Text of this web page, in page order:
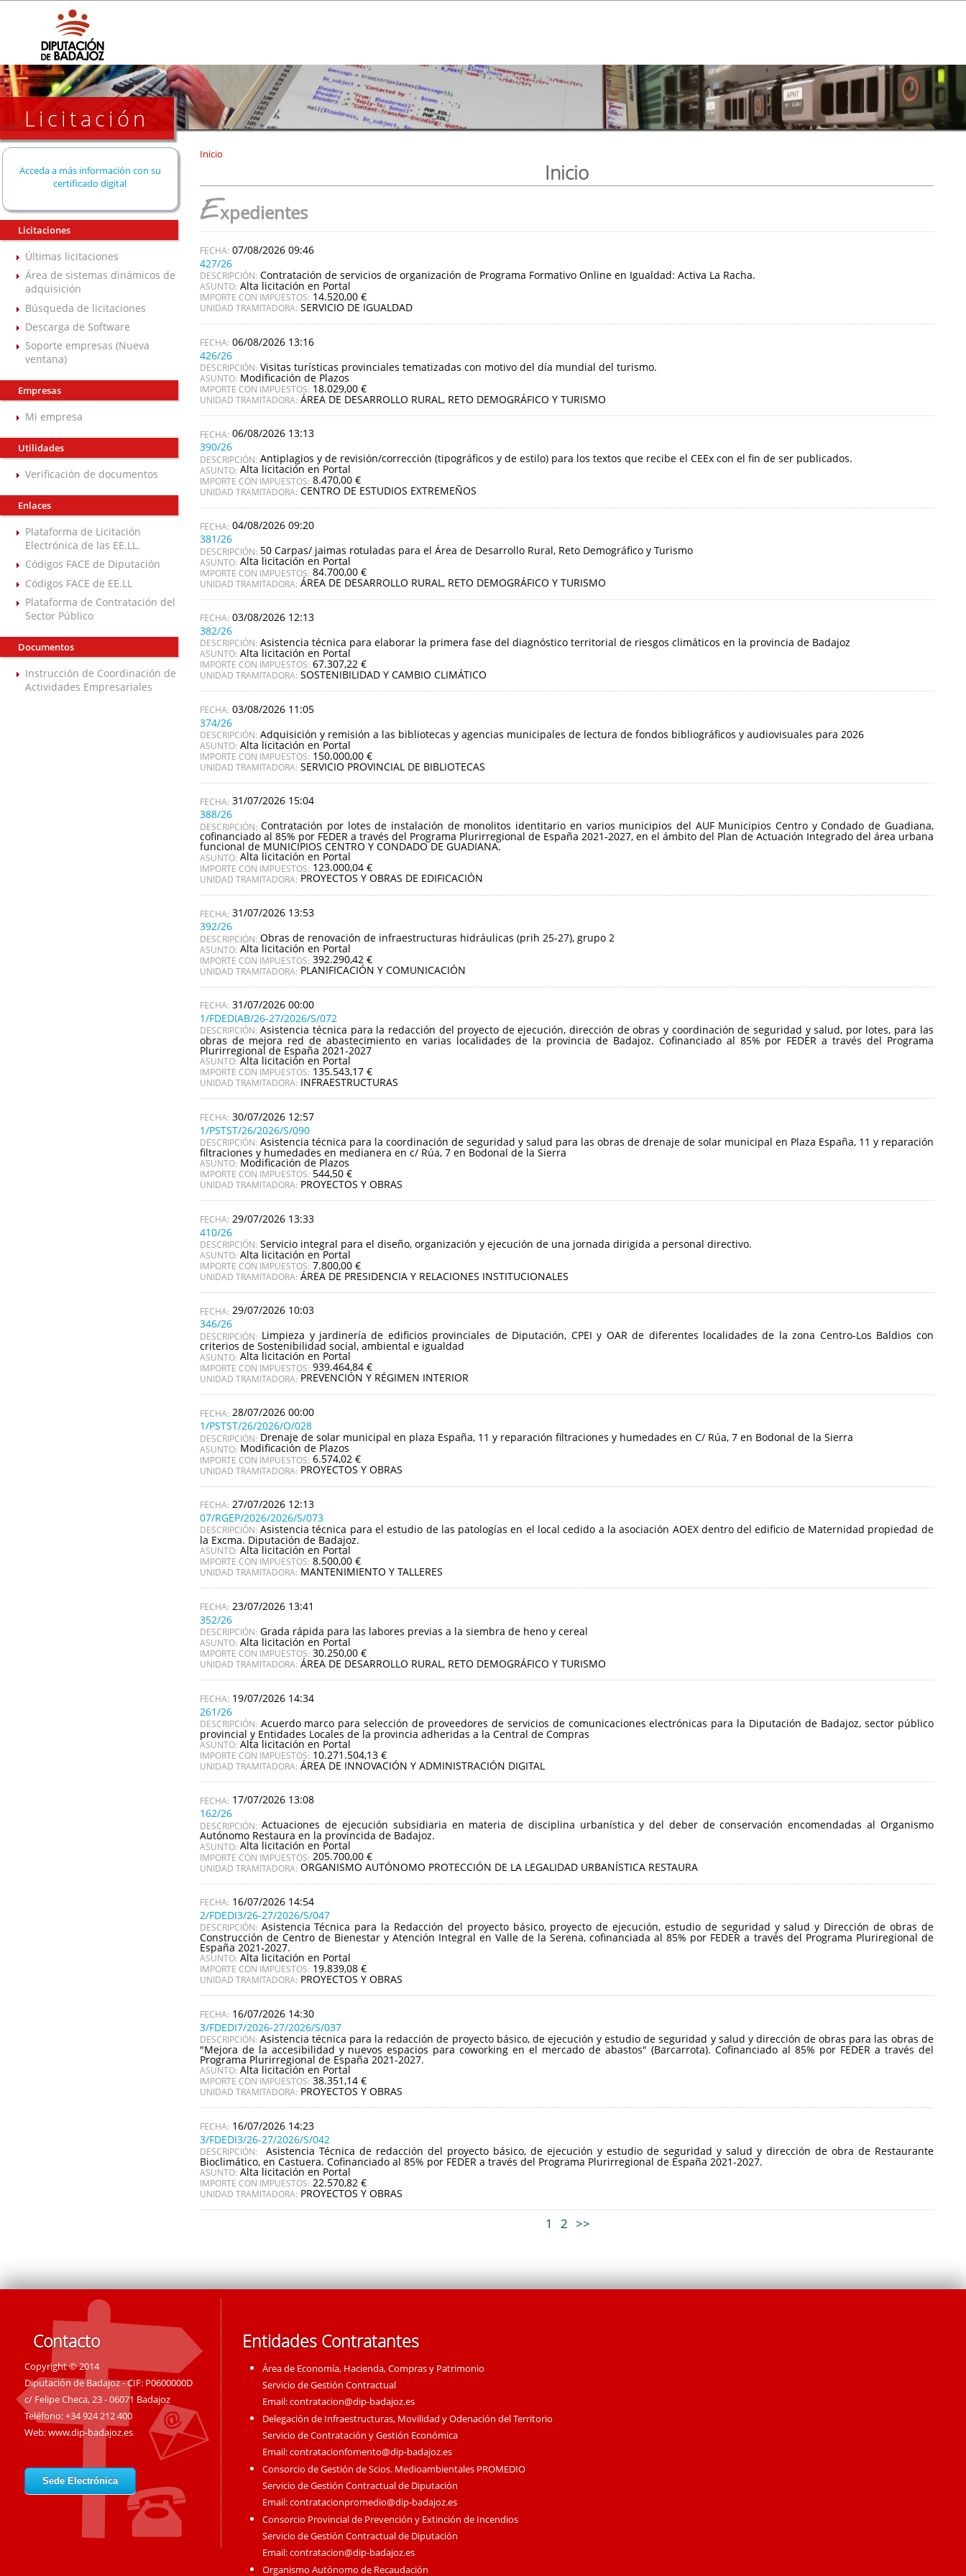
Licitación
Acceda a más información con su
certificado digital
Licitaciones
Últimas licitaciones
Área de sistemas dinámicos de
adquisición
Búsqueda de licitaciones
Descarga de Software
Soporte empresas (Nueva
ventana)
Empresas
Mi empresa
Utilidades
Verificación de documentos
Enlaces
Plataforma de Licitación
Electrónica de las EE.LL.
Códigos FACE de Diputación
Códigos FACE de EE.LL
Plataforma de Contratación del
Sector Público
Documentos
Instrucción de Coordinación de
Actividades Empresariales
Inicio
Inicio
Expedientes
07/08/2026 09:46
427/26
DESCRIPCIÓN: Contratación de servicios de organización de Programa Formativo Online en Igualdad: Activa La Racha.
ASUNTO: Alta licitación en Portal
IMPORTE CON IMPUESTOS: 14.520,00 €
UNIDAD TRAMITADORA: SERVICIO DE IGUALDAD
06/08/2026 13:16
426/26
DESCRIPCIÓN: Visitas turísticas provinciales tematizadas con motivo del día mundial del turismo.
ASUNTO: Modificación de Plazos
IMPORTE CON IMPUESTOS: 18.029,00 €
UNIDAD TRAMITADORA: ÁREA DE DESARROLLO RURAL, RETO DEMOGRÁFICO Y TURISMO
06/08/2026 13:13
390/26
DESCRIPCIÓN: Antiplagios y de revisión/corrección (tipográficos y de estilo) para los textos que recibe el CEEx con el fin de ser publicados.
ASUNTO: Alta licitación en Portal
IMPORTE CON IMPUESTOS: 8.470,00 €
UNIDAD TRAMITADORA: CENTRO DE ESTUDIOS EXTREMEÑOS
04/08/2026 09:20
381/26
DESCRIPCIÓN: 50 Carpas/ jaimas rotuladas para el Área de Desarrollo Rural, Reto Demográfico y Turismo
ASUNTO: Alta licitación en Portal
IMPORTE CON IMPUESTOS: 84.700,00 €
UNIDAD TRAMITADORA: ÁREA DE DESARROLLO RURAL, RETO DEMOGRÁFICO Y TURISMO
03/08/2026 12:13
382/26
DESCRIPCIÓN: Asistencia técnica para elaborar la primera fase del diagnóstico territorial de riesgos climáticos en la provincia de Badajoz
ASUNTO: Alta licitación en Portal
IMPORTE CON IMPUESTOS: 67.307,22 €
UNIDAD TRAMITADORA: SOSTENIBILIDAD Y CAMBIO CLIMÁTICO
03/08/2026 11:05
374/26
DESCRIPCIÓN: Adquisición y remisión a las bibliotecas y agencias municipales de lectura de fondos bibliográficos y audiovisuales para 2026
ASUNTO: Alta licitación en Portal
IMPORTE CON IMPUESTOS: 150.000,00 €
UNIDAD TRAMITADORA: SERVICIO PROVINCIAL DE BIBLIOTECAS
31/07/2026 15:04
388/26
DESCRIPCIÓN: Contratación por lotes de instalación de monolitos identitario en varios municipios del AUF Municipios Centro y Condado de Guadiana,
cofinanciado al 85% por FEDER a través del Programa Plurirregional de España 2021-2027, en el ámbito del Plan de Actuación Integrado del área urbana
funcional de MUNICIPIOS CENTRO Y CONDADO DE GUADIANA.
ASUNTO: Alta licitación en Portal
IMPORTE CON IMPUESTOS: 123.000,04 €
UNIDAD TRAMITADORA: PROYECTOS Y OBRAS DE EDIFICACIÓN
31/07/2026 13:53
392/26
DESCRIPCIÓN: Obras de renovación de infraestructuras hidráulicas (prih 25-27), grupo 2
ASUNTO: Alta licitación en Portal
IMPORTE CON IMPUESTOS: 392.290,42 €
UNIDAD TRAMITADORA: PLANIFICACIÓN Y COMUNICACIÓN
31/07/2026 00:00
1/FDEDIAB/26-27/2026/S/072
DESCRIPCIÓN: Asistencia técnica para la redacción del proyecto de ejecución, dirección de obras y coordinación de seguridad y salud, por lotes, para las
obras de mejora red de abastecimiento en varias localidades de la provincia de Badajoz. Cofinanciado al 85% por FEDER a través del Programa
Plurirregional de España 2021-2027
ASUNTO: Alta licitación en Portal
IMPORTE CON IMPUESTOS: 135.543,17 €
UNIDAD TRAMITADORA: INFRAESTRUCTURAS
30/07/2026 12:57
1/PSTST/26/2026/S/090
DESCRIPCIÓN: Asistencia técnica para la coordinación de seguridad y salud para las obras de drenaje de solar municipal en Plaza España, 11 y reparación
filtraciones y humedades en medianera en c/ Rúa, 7 en Bodonal de la Sierra
ASUNTO: Modificación de Plazos
IMPORTE CON IMPUESTOS: 544,50 €
UNIDAD TRAMITADORA: PROYECTOS Y OBRAS
29/07/2026 13:33
410/26
DESCRIPCIÓN: Servicio integral para el diseño, organización y ejecución de una jornada dirigida a personal directivo.
ASUNTO: Alta licitación en Portal
IMPORTE CON IMPUESTOS: 7.800,00 €
UNIDAD TRAMITADORA: ÁREA DE PRESIDENCIA Y RELACIONES INSTITUCIONALES
29/07/2026 10:03
346/26
DESCRIPCIÓN: Limpieza y jardinería de edificios provinciales de Diputación, CPEI y OAR de diferentes localidades de la zona Centro-Los Baldios con
criterios de Sostenibilidad social, ambiental e igualdad
ASUNTO: Alta licitación en Portal
IMPORTE CON IMPUESTOS: 939.464,84 €
UNIDAD TRAMITADORA: PREVENCIÓN Y RÉGIMEN INTERIOR
28/07/2026 00:00
1/PSTST/26/2026/O/028
DESCRIPCIÓN: Drenaje de solar municipal en plaza España, 11 y reparación filtraciones y humedades en C/ Rúa, 7 en Bodonal de la Sierra
ASUNTO: Modificación de Plazos
IMPORTE CON IMPUESTOS: 6.574,02 €
UNIDAD TRAMITADORA: PROYECTOS Y OBRAS
27/07/2026 12:13
07/RGEP/2026/2026/S/073
DESCRIPCIÓN: Asistencia técnica para el estudio de las patologías en el local cedido a la asociación AOEX dentro del edificio de Maternidad propiedad de
la Excma. Diputación de Badajoz.
ASUNTO: Alta licitación en Portal
IMPORTE CON IMPUESTOS: 8.500,00 €
UNIDAD TRAMITADORA: MANTENIMIENTO Y TALLERES
23/07/2026 13:41
352/26
DESCRIPCIÓN: Grada rápida para las labores previas a la siembra de heno y cereal
ASUNTO: Alta licitación en Portal
IMPORTE CON IMPUESTOS: 30.250,00 €
UNIDAD TRAMITADORA: ÁREA DE DESARROLLO RURAL, RETO DEMOGRÁFICO Y TURISMO
19/07/2026 14:34
261/26
DESCRIPCIÓN: Acuerdo marco para selección de proveedores de servicios de comunicaciones electrónicas para la Diputación de Badajoz, sector público
provincial y Entidades Locales de la provincia adheridas a la Central de Compras
ASUNTO: Alta licitación en Portal
IMPORTE CON IMPUESTOS: 10.271.504,13 €
UNIDAD TRAMITADORA: ÁREA DE INNOVACIÓN Y ADMINISTRACIÓN DIGITAL
17/07/2026 13:08
162/26
DESCRIPCIÓN: Actuaciones de ejecución subsidiaria en materia de disciplina urbanística y del deber de conservación encomendadas al Organismo
Autónomo Restaura en la provincida de Badajoz.
ASUNTO: Alta licitación en Portal
IMPORTE CON IMPUESTOS: 205.700,00 €
UNIDAD TRAMITADORA: ORGANISMO AUTÓNOMO PROTECCIÓN DE LA LEGALIDAD URBANÍSTICA RESTAURA
16/07/2026 14:54
2/FDEDI3/26-27/2026/S/047
DESCRIPCIÓN: Asistencia Técnica para la Redacción del proyecto básico, proyecto de ejecución, estudio de seguridad y salud y Dirección de obras de
Construcción de Centro de Bienestar y Atención Integral en Valle de la Serena, cofinanciada al 85% por FEDER a través del Programa Pluriregional de
España 2021-2027.
ASUNTO: Alta licitación en Portal
IMPORTE CON IMPUESTOS: 19.839,08 €
UNIDAD TRAMITADORA: PROYECTOS Y OBRAS
16/07/2026 14:30
3/FDEDI7/2026-27/2026/S/037
DESCRIPCIÓN: Asistencia técnica para la redacción de proyecto básico, de ejecución y estudio de seguridad y salud y dirección de obras para las obras de
"Mejora de la accesibilidad y nuevos espacios para coworking en el mercado de abastos" (Barcarrota). Cofinanciado al 85% por FEDER a través del
Programa Plurirregional de España 2021-2027.
ASUNTO: Alta licitación en Portal
IMPORTE CON IMPUESTOS: 38.351,14 €
UNIDAD TRAMITADORA: PROYECTOS Y OBRAS
16/07/2026 14:23
3/FDEDI3/26-27/2026/S/042
DESCRIPCIÓN: Asistencia Técnica de redacción del proyecto básico, de ejecución y estudio de seguridad y salud y dirección de obra de Restaurante
Bioclimático, en Castuera. Cofinanciado al 85% por FEDER a través del Programa Plurirregional de España 2021-2027.
ASUNTO: Alta licitación en Portal
IMPORTE CON IMPUESTOS: 22.570,82 €
UNIDAD TRAMITADORA: PROYECTOS Y OBRAS
1 2 >>
Contacto
Copyright © 2014
Diputación de Badajoz - CIF: P0600000D
c/ Felipe Checa, 23 - 06071 Badajoz
Teléfono: +34 924 212 400
Web:www.dip-badajoz.es
Sede Electrónica
Entidades Contratantes
Área de Economía, Hacienda, Compras y Patrimonio
Servicio de Gestión Contractual
Email:contratacion@dip-badajoz.es
Delegación de Infraestructuras, Movilidad y Odenación del Territorio
Servicio de Contratación y Gestión Económica
Email:contratacionfomento@dip-badajoz.es
Consorcio de Gestión de Scios. Medioambientales PROMEDIO
Servicio de Gestión Contractual de Diputación
Email:contratacionpromedio@dip-badajoz.es
Consorcio Provincial de Prevención y Extinción de Incendios
Servicio de Gestión Contractual de Diputación
Email:contratacion@dip-badajoz.es
Organismo Autónomo de Recaudación